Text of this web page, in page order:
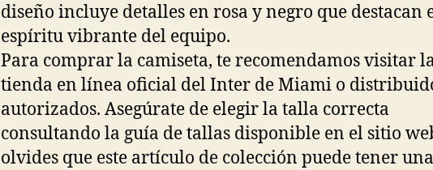
diseño incluye detalles en rosa y negro que destacan
espíritu vibrante del equipo.
Para comprar la camiseta, te recomendamos visitar
tienda en línea oficial del Inter de Miami o
autorizados. Asegúrate de elegir la talla correcta
consultando la guía de tallas disponible en el sitio
olvides que este artículo de colección puede tener